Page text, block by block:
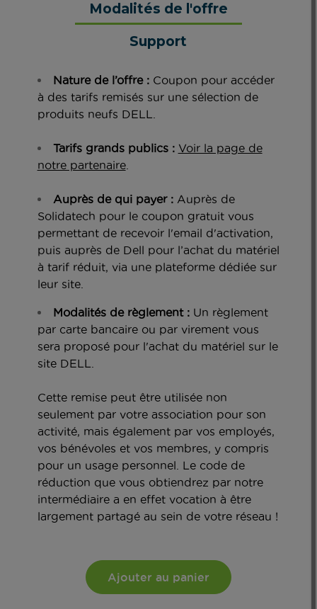
Modalités de l'offre
Support
Nature de l’offre : Coupon pour accéder
à des tarifs remisés sur une sélection de
produits neufs DELL.
Tarifs grands publics : Voir la page de
notre partenaire.
Auprès de qui payer : Auprès de
Solidatech pour le coupon gratuit vous
permettant de recevoir l'email d'activation,
puis auprès de Dell pour l’achat du matériel
à tarif réduit, via une plateforme dédiée sur
leur site.
Modalités de règlement : Un règlement
par carte bancaire ou par virement vous
sera proposé pour l'achat du matériel sur le
site DELL.
Cette remise peut être utilisée non
seulement par votre association pour son
activité, mais également par vos employés,
vos bénévoles et vos membres, y compris
pour un usage personnel. Le code de
réduction que vous obtiendrez par notre
intermédiaire a en effet vocation à être
largement partagé au sein de votre réseau !
Ajouter au panier